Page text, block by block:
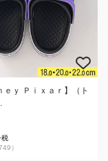
ｅｙ Ｐｉｘａｒ】（ト
）